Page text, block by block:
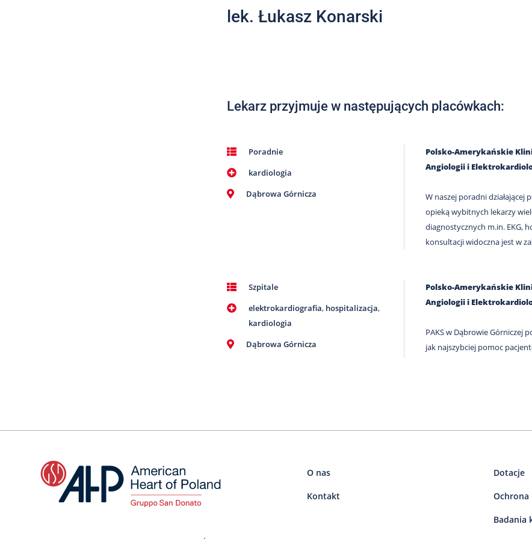
lek. Łukasz Konarski
Lekarz przyjmuje w następujących placówkach:
Poradnie
kardiologia
Dąbrowa Górnicza
Polsko-Amerykańskie
Angiologii i
W naszej poradni działającej
opieką wybitnych lekarzy
diagnostycznych m.in. EKG,
konsultacji widoczna jest w
Szpitale
elektrokardiografia, hospitalizacja,
kardiologia
Dąbrowa Górnicza
Polsko-Amerykańskie
Angiologii i
PAKS w Dąbrowie Górniczej
jak najszybciej pomoc
O nas
Kontakt
Dotacje
Ochrona
Badania